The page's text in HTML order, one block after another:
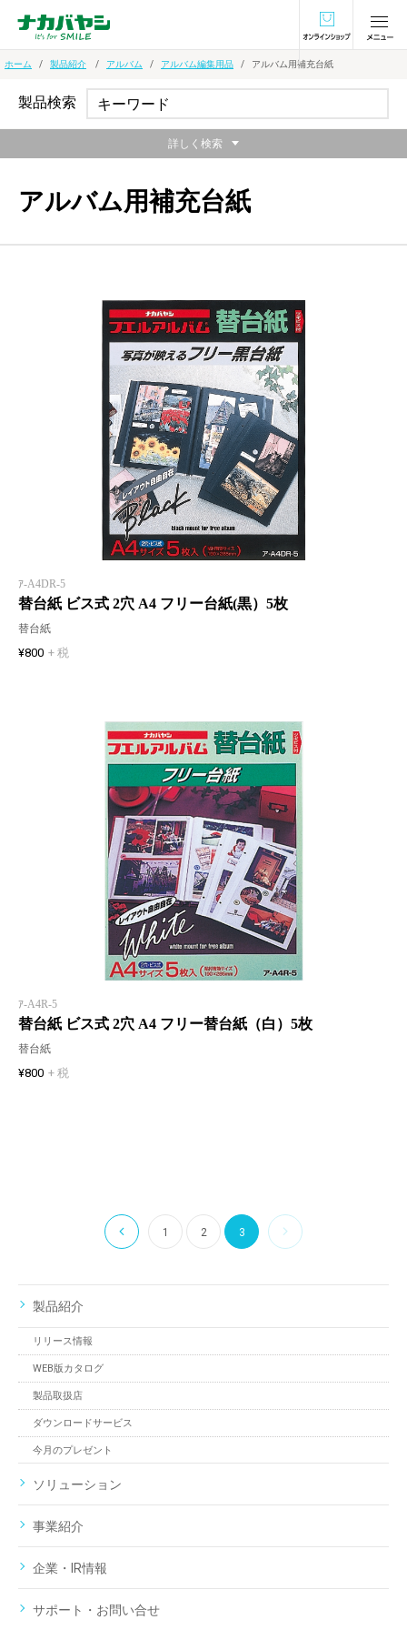
オンラインショ
ホーム 製品紹介 アルバム アルバム編集用品 アルバム用補充台紙
アルバム用補充台紙
ｱ-A4DR-5
替台紙 ビス式 2穴 A4 フリー台紙(黒）5枚
替台紙
¥800 + 税
ｱ-A4R-5
替台紙 ビス式 2穴 A4 フリー替台紙（白）5枚
替台紙
¥800 + 税
1 2 3
製品検索
詳しく検索
製品紹介
リリース情報
WEB版カタログ
製品取扱店
ダウンロードサービス
今月のプレゼント
ソリューション
事業紹介
企業・IR情報
サポート・お問い合せ